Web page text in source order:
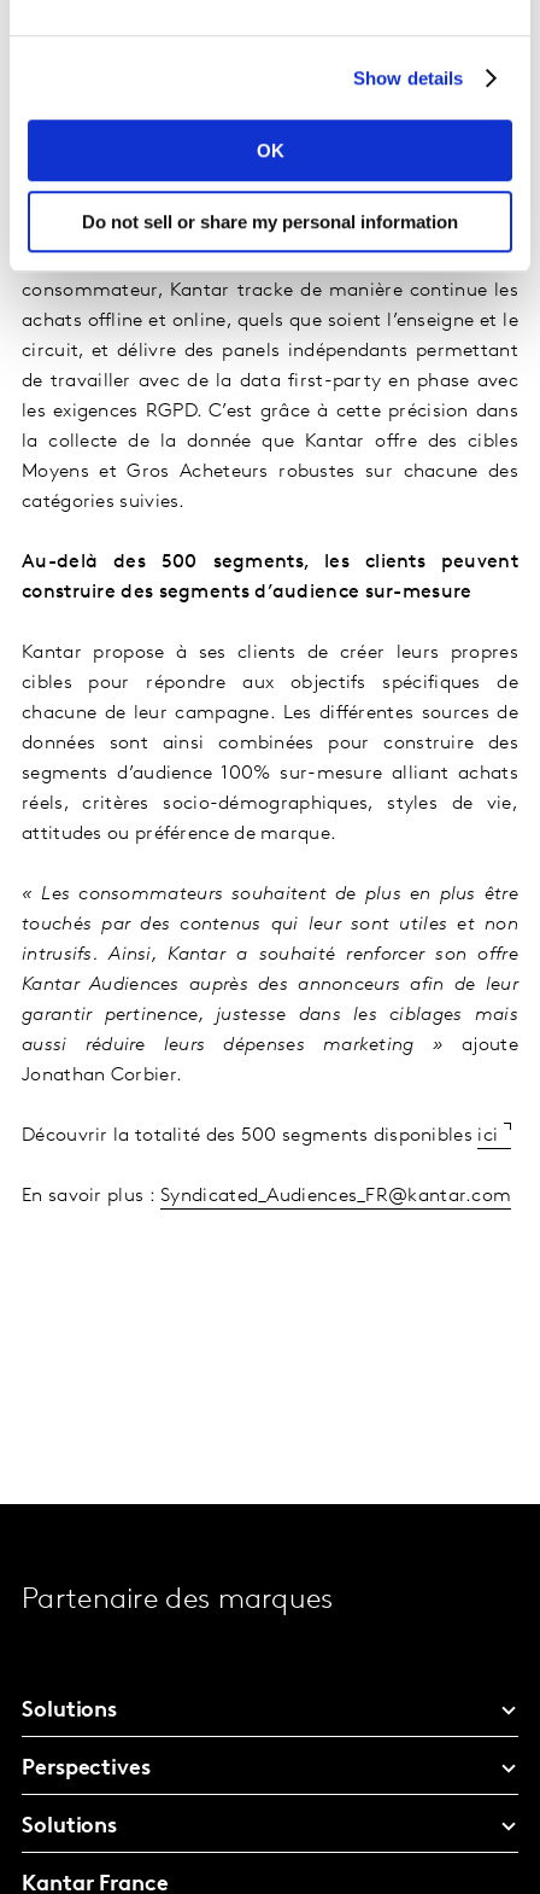
Show details
OK
Do not sell or share my personal information
« Les équipes Kantar ont constaté que le ciblage des
deux fois plus rentable que celui d’un exposé moyen à
Solutions Manager de Kantar, Division Media.
consommateur, Kantar tracke de manière continue les
achats offline et online, quels que soient l’enseigne et le
circuit, et délivre des panels indépendants permettant
de travailler avec de la data first-party en phase avec
les exigences RGPD. C’est grâce à cette précision dans
la collecte de la donnée que Kantar offre des cibles
Moyens et Gros Acheteurs robustes sur chacune des
catégories suivies.
Au-delà des 500 segments, les clients peuvent
construire des segments d’audience sur-mesure
Kantar propose à ses clients de créer leurs propres
cibles pour répondre aux objectifs spécifiques de
chacune de leur campagne. Les différentes sources de
données sont ainsi combinées pour construire des
segments d’audience 100% sur-mesure alliant achats
réels, critères socio-démographiques, styles de vie,
attitudes ou préférence de marque.
« Les consommateurs souhaitent de plus en plus être
touchés par des contenus qui leur sont utiles et non
intrusifs. Ainsi, Kantar a souhaité renforcer son offre
Kantar Audiences auprès des annonceurs afin de leur
garantir pertinence, justesse dans les ciblages mais
aussi réduire leurs dépenses marketing » ajoute
Jonathan Corbier.
Découvrir la totalité des 500 segments disponibles ici
En savoir plus :Syndicated_Audiences_FR@kantar.com
Partenaire des marques
Solutions
Perspectives
Solutions
Kantar France